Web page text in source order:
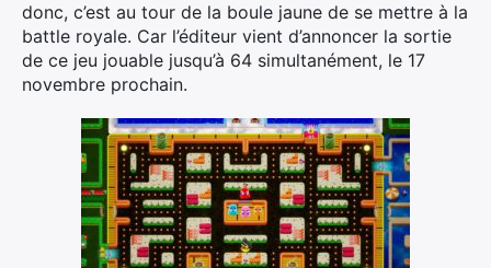
donc, c’est au tour de la boule jaune de se mettre à la
battle royale. Car l’éditeur vient d’annoncer la sortie
de ce jeu jouable jusqu’à 64 simultanément, le 17
novembre prochain.